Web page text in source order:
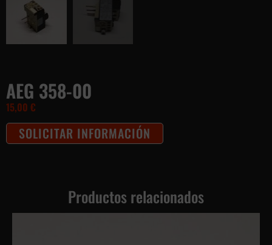
AEG 358-00
15,00 €
SOLICITAR INFORMACIÓN
Productos relacionados